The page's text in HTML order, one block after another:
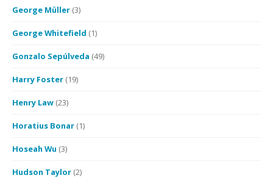
George Müller (3)
George Whitefield (1)
Gonzalo Sepúlveda (49)
Harry Foster (19)
Henry Law (23)
Horatius Bonar (1)
Hoseah Wu (3)
Hudson Taylor (2)